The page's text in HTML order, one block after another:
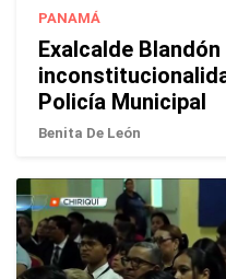
PANAMÁ
Exalcalde
Policía Municipal
Benita De León